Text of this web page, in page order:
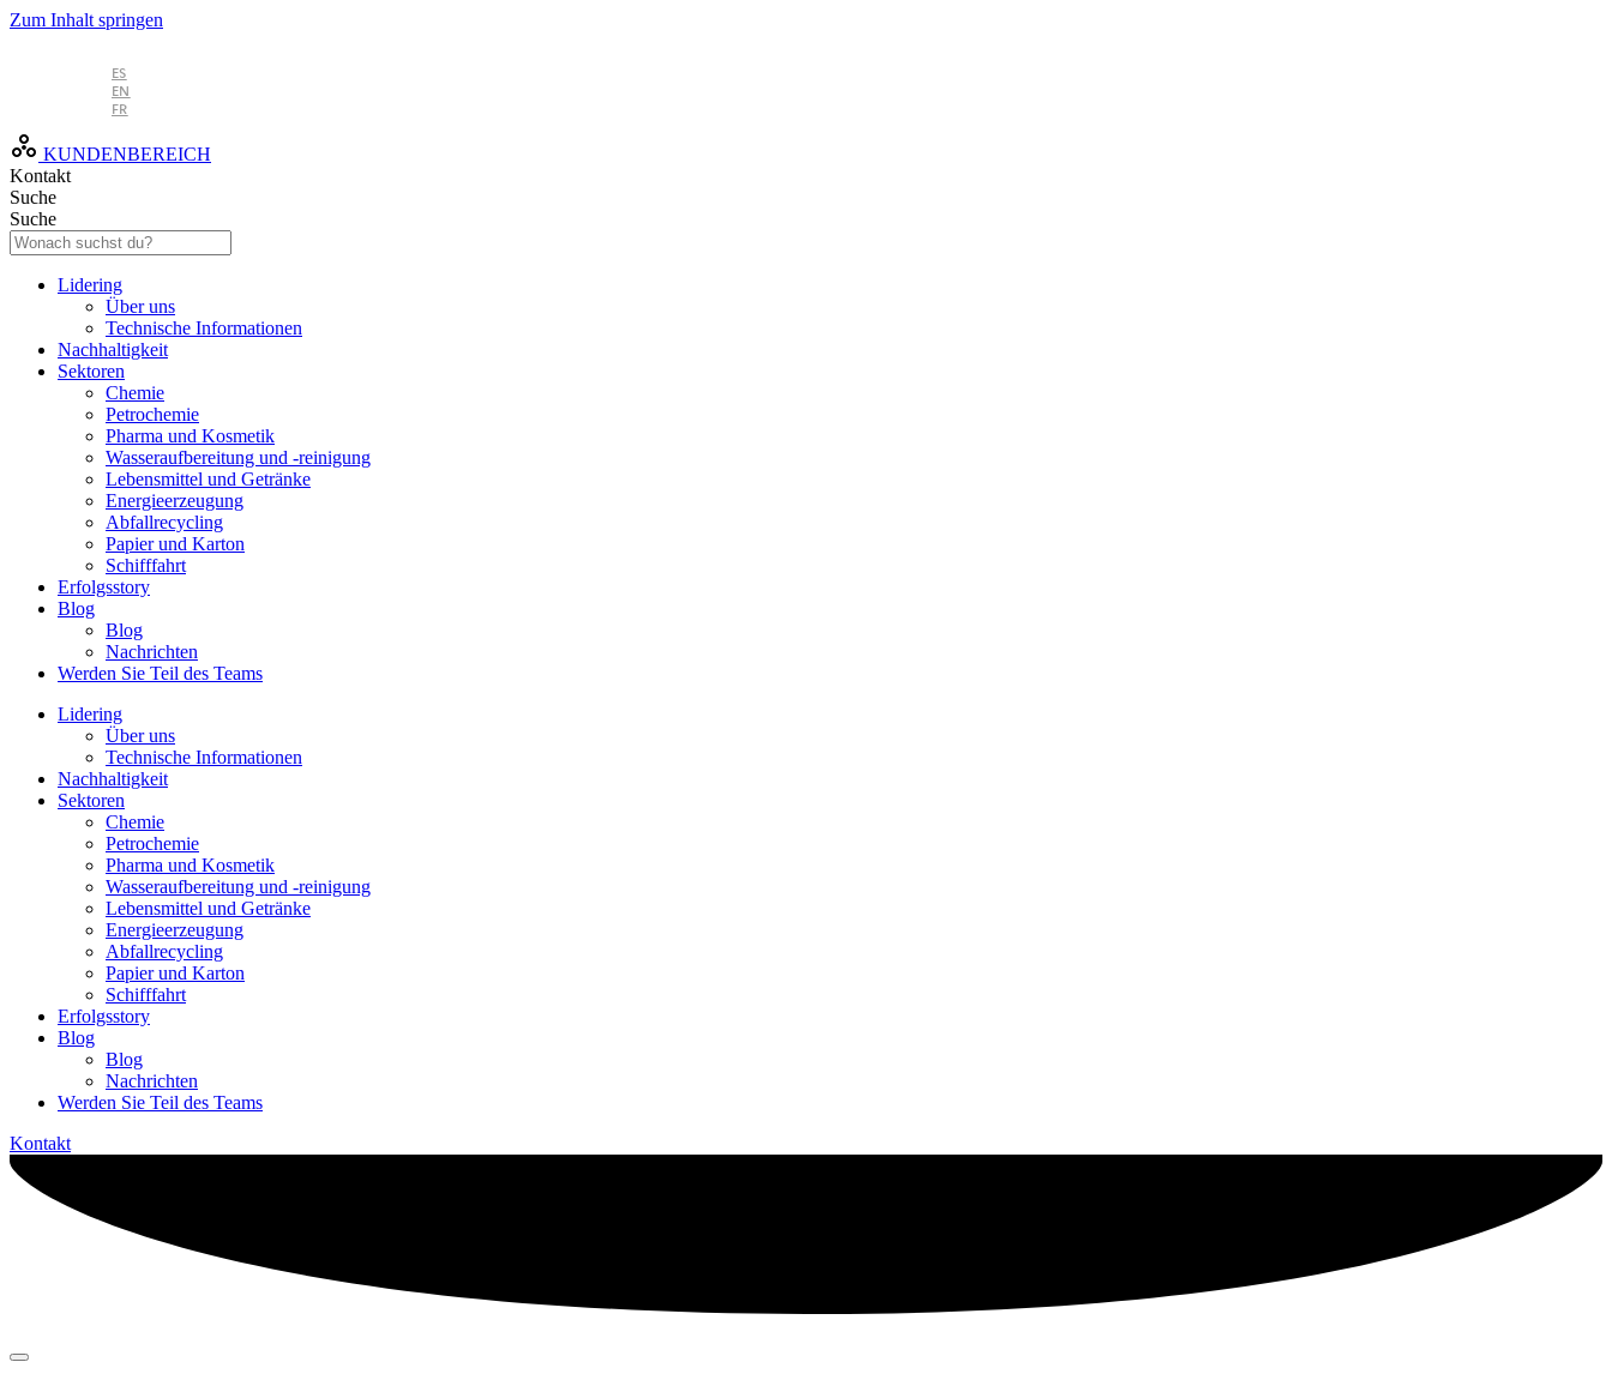
Zum Inhalt springen
ES
EN
FR
KUNDENBEREICH
Kontakt
Suche
Suche
Lidering
Über uns
Technische Informationen
Nachhaltigkeit
Sektoren
Chemie
Petrochemie
Pharma und Kosmetik
Wasseraufbereitung und -reinigung
Lebensmittel und Getränke
Energieerzeugung
Abfallrecycling
Papier und Karton
Schifffahrt
Erfolgsstory
Blog
Blog
Nachrichten
Werden Sie Teil des Teams
Lidering
Über uns
Technische Informationen
Nachhaltigkeit
Sektoren
Chemie
Petrochemie
Pharma und Kosmetik
Wasseraufbereitung und -reinigung
Lebensmittel und Getränke
Energieerzeugung
Abfallrecycling
Papier und Karton
Schifffahrt
Erfolgsstory
Blog
Blog
Nachrichten
Werden Sie Teil des Teams
Kontakt